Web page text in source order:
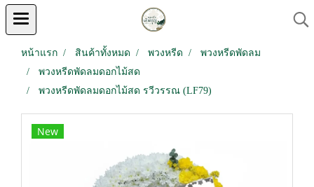
หน้าแรก สินค้าทั้งหมด พวงหรีด
พวงหรีดพัดลม
พวงหรีดพัดลมดอกไม้สด
พวงหรีดพัดลมดอกไม้สด รวีวรรณ (LF79)
New